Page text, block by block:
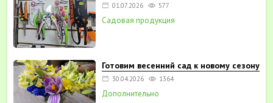
01.07.2026 577
Садовая продукция
Готовим весенний сад к новому сезону
30.04.2026 1364
Дополнительно